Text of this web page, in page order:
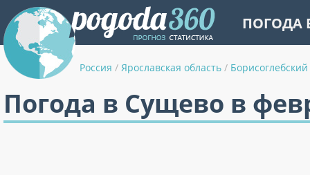
ПОГОДА
Россия / Ярославская область /
Погода в Сущево в